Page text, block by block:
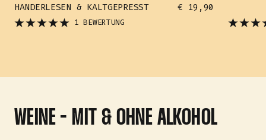
HANDERLESEN & KALTGEPRESST ANGEBOTSPREIS
€ 19,90
1 BEWERTUNG
WEINE - MIT & OHNE ALKOHOL